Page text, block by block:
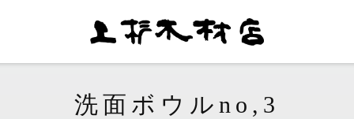
洗面ボウルno,3